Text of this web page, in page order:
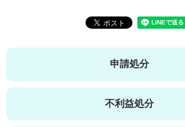
申請処分
不利益処分